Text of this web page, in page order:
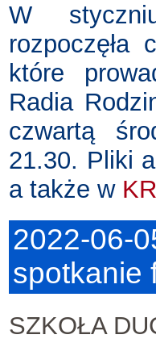
W
rozpoczęła
które
Radia
czwartą
21.30. Pliki
a także w
2022-06-
spotkanie
SZKOŁA